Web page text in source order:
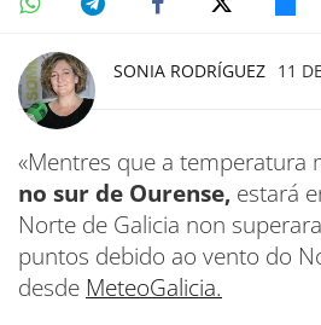
SONIA RODRÍGUEZ 11
«Mentres que a temperatura
no sur de Ourense, estará
Norte de Galicia non
puntos debido ao vento do
desde MeteoGalicia.